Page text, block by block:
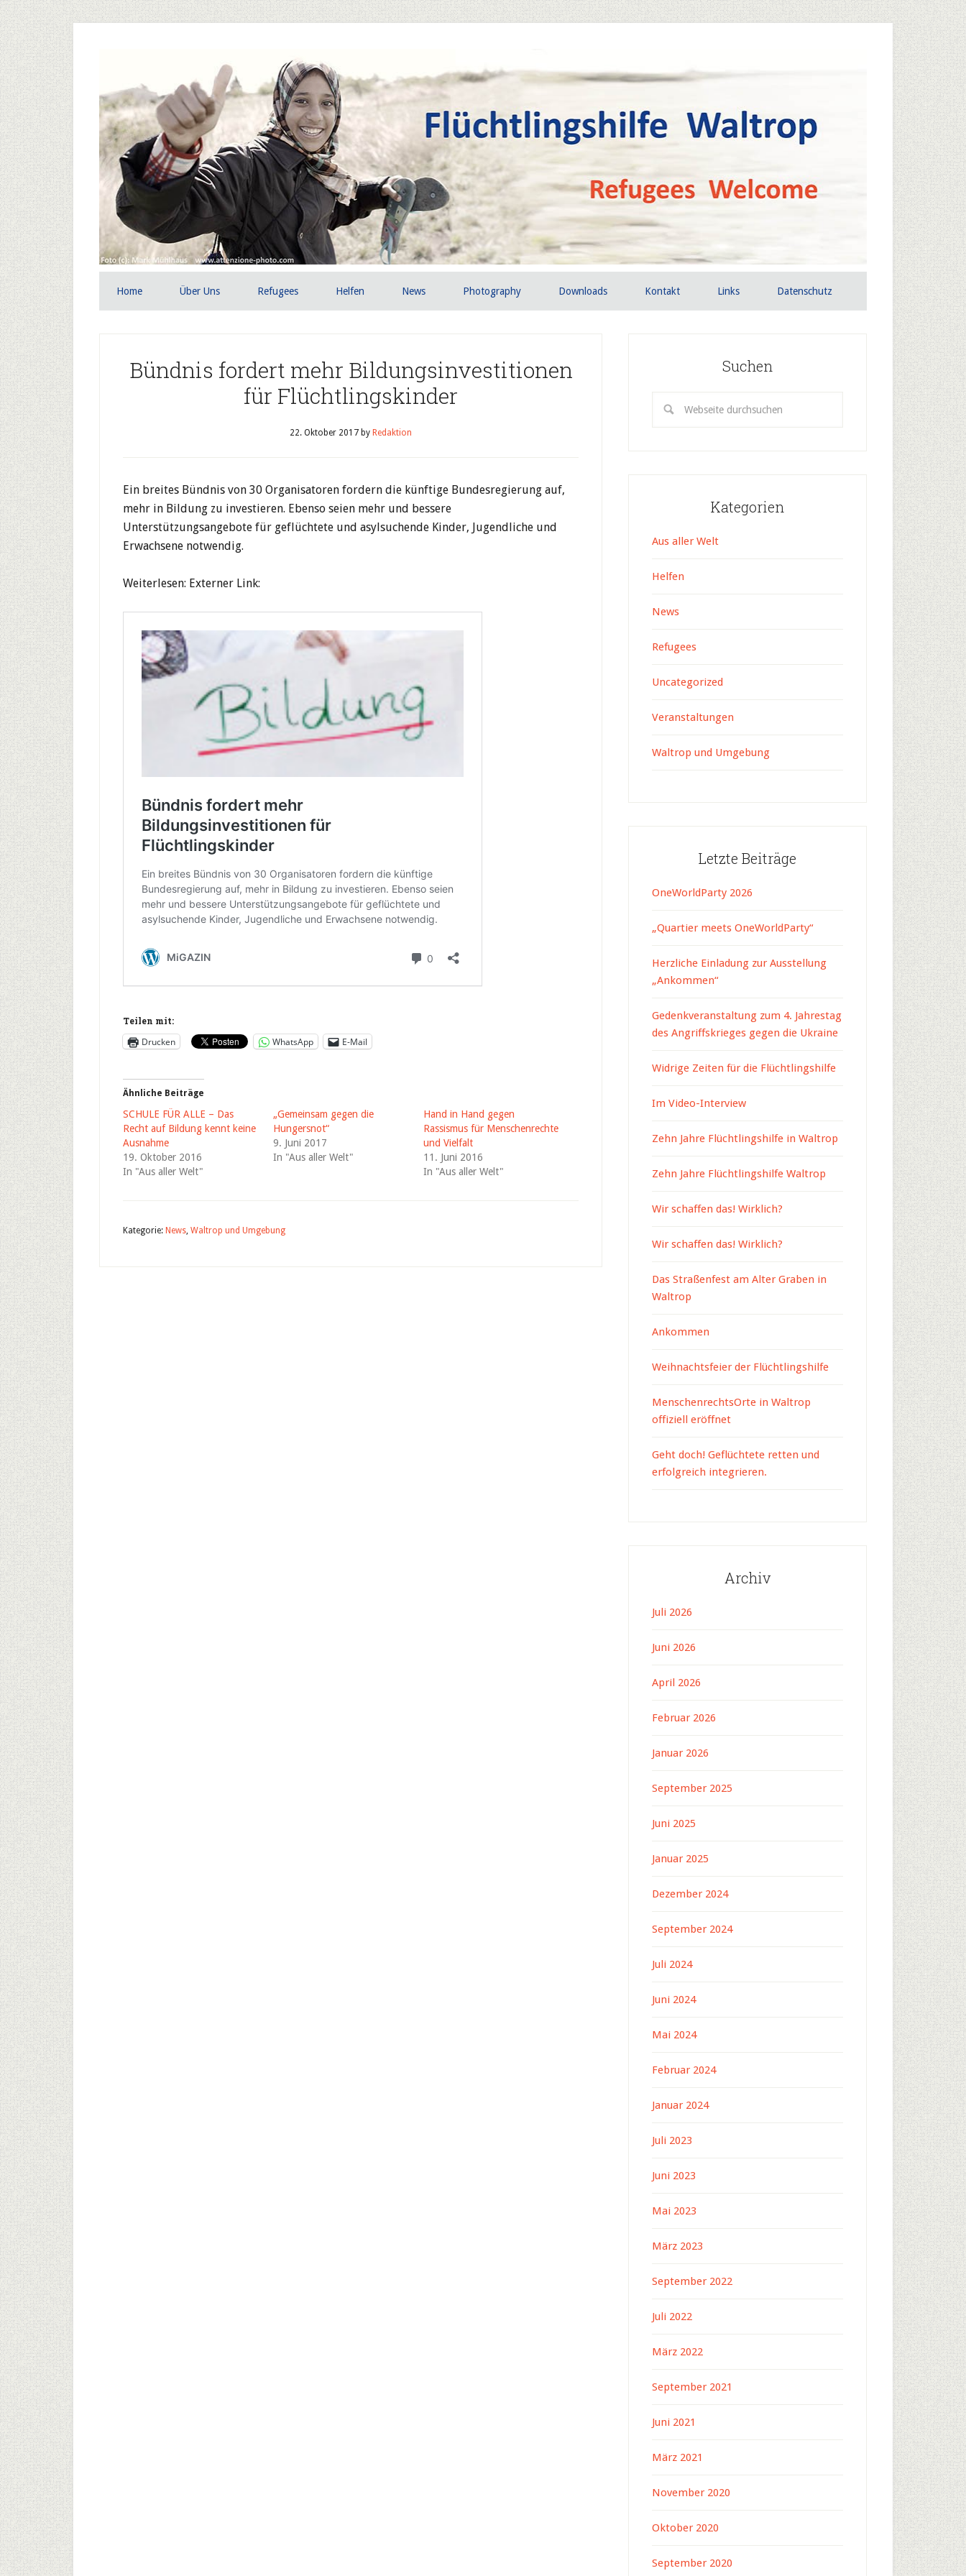
Home Über Uns Refugees Helfen News Photography Downloads Kontakt Links Datenschutz
Bündnis fordert mehr Bildungsinvestitionen
für Flüchtlingskinder
22. Oktober 2017 by Redaktion
Ein breites Bündnis von 30 Organisatoren fordern die künftige Bundesregierung auf,
mehr in Bildung zu investieren. Ebenso seien mehr und bessere
Unterstützungsangebote für geflüchtete und asylsuchende Kinder, Jugendliche und
Erwachsene notwendig.
Weiterlesen: Externer Link:
Teilen mit:
Drucken WhatsApp E-Mail
Ähnliche Beiträge
SCHULE FÜR ALLE – Das
Recht auf Bildung kennt keine
Ausnahme
19. Oktober 2016
In "Aus aller Welt"
„Gemeinsam gegen die
Hungersnot“
9. Juni 2017
In "Aus aller Welt"
Hand in Hand gegen
Rassismus für Menschenrechte
und Vielfalt
11. Juni 2016
In "Aus aller Welt"
Kategorie: News, Waltrop und Umgebung
Suchen
Kategorien
Aus aller Welt
Helfen
News
Refugees
Uncategorized
Veranstaltungen
Waltrop und Umgebung
Letzte Beiträge
OneWorldParty 2026
„Quartier meets OneWorldParty“
Herzliche Einladung zur Ausstellung
„Ankommen“
Gedenkveranstaltung zum 4. Jahrestag
des Angriffskrieges gegen die Ukraine
Widrige Zeiten für die Flüchtlingshilfe
Im Video-Interview
Zehn Jahre Flüchtlingshilfe in Waltrop
Zehn Jahre Flüchtlingshilfe Waltrop
Wir schaffen das! Wirklich?
Wir schaffen das! Wirklich?
Das Straßenfest am Alter Graben in
Waltrop
Ankommen
Weihnachtsfeier der Flüchtlingshilfe
MenschenrechtsOrte in Waltrop
offiziell eröffnet
Geht doch! Geflüchtete retten und
erfolgreich integrieren.
Archiv
Juli 2026
Juni 2026
April 2026
Februar 2026
Januar 2026
September 2025
Juni 2025
Januar 2025
Dezember 2024
September 2024
Juli 2024
Juni 2024
Mai 2024
Februar 2024
Januar 2024
Juli 2023
Juni 2023
Mai 2023
März 2023
September 2022
Juli 2022
März 2022
September 2021
Juni 2021
März 2021
November 2020
Oktober 2020
September 2020